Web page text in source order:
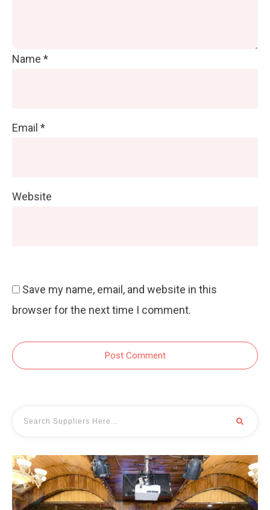
Name *
Email *
Website
Save my name, email, and website in this
browser for the next time I comment.
Post Comment